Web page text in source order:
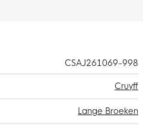
CSAJ261069-998
Cruyff
Lange Broeken